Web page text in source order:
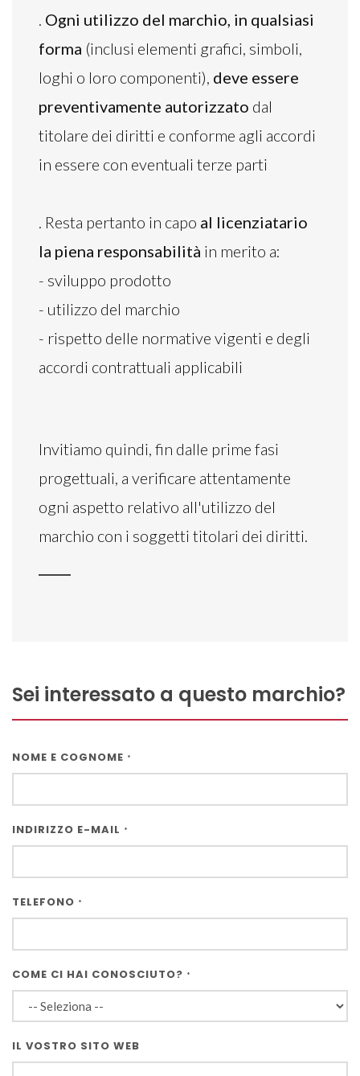
. Ogni utilizzo del marchio, in qualsiasi
forma (inclusi elementi grafici, simboli,
loghi o loro componenti), deve essere
preventivamente autorizzato dal
titolare dei diritti e conforme agli accordi
in essere con eventuali terze parti
. Resta pertanto in capo al licenziatario
la piena responsabilità in merito a:
- sviluppo prodotto
- utilizzo del marchio
- rispetto delle normative vigenti e degli
accordi contrattuali applicabili
Invitiamo quindi, fin dalle prime fasi
progettuali, a verificare attentamente
ogni aspetto relativo all'utilizzo del
marchio con i soggetti titolari dei diritti.
Sei interessato a questo marchio?
NOME E COGNOME *
INDIRIZZO E-MAIL *
TELEFONO *
COME CI HAI CONOSCIUTO? *
IL VOSTRO SITO WEB